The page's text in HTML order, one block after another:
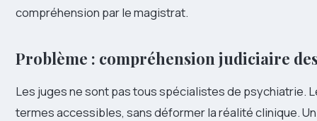
compréhension par le magistrat.
Problème : compréhension judiciaire
Les juges ne sont pas tous spécialistes de psychiatrie.
termes accessibles, sans déformer la réalité clinique.